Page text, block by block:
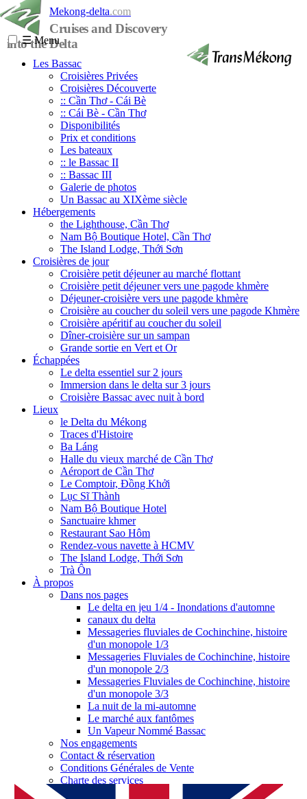
Mekong-delta.com
Cruises and Discovery
into the Delta
☰Menu
Les Bassac
Croisières Privées
Croisières Découverte
:: Cần Thơ - Cái Bè
:: Cái Bè - Cần Thơ
Disponibilités
Prix et conditions
Les bateaux
:: le Bassac II
:: Bassac III
Galerie de photos
Un Bassac au XIXème siècle
Hébergements
the Lighthouse, Cần Thơ
Nam Bộ Boutique Hotel, Cần Thơ
The Island Lodge, Thới Sơn
Croisières de jour
Croisière petit déjeuner au marché flottant
Croisière petit déjeuner vers une pagode khmère
Déjeuner-croisière vers une pagode khmère
Croisière au coucher du soleil vers une pagode Khmère
Croisière apéritif au coucher du soleil
Dîner-croisière sur un sampan
Grande sortie en Vert et Or
Échappées
Le delta essentiel sur 2 jours
Immersion dans le delta sur 3 jours
Croisière Bassac avec nuit à bord
Lieux
le Delta du Mékong
Traces d'Histoire
Ba Láng
Halle du vieux marché de Cần Thơ
Aéroport de Cần Thơ
Le Comptoir, Đồng Khởi
Lục Sĩ Thành
Nam Bộ Boutique Hotel
Sanctuaire khmer
Restaurant Sao Hôm
Rendez-vous navette à HCMV
The Island Lodge, Thới Sơn
Trà Ôn
À propos
Dans nos pages
Le delta en jeu 1/4 - Inondations d'automne
canaux du delta
Messageries fluviales de Cochinchine, histoire
d'un monopole 1/3
Messageries Fluviales de Cochinchine, histoire
d'un monopole 2/3
Messageries Fluviales de Cochinchine, histoire
d'un monopole 3/3
La nuit de la mi-automne
Le marché aux fantômes
Un Vapeur Nommé Bassac
Nos engagements
Contact & réservation
Conditions Générales de Vente
Charte des services
Log in as a partner